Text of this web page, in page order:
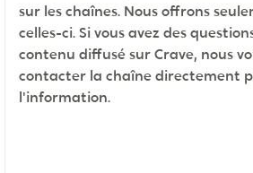
sur les chaînes. Nous offrons
celles-ci. Si vous avez des
contenu diffusé sur Crave, nous
contacter la chaîne directement
l'information.